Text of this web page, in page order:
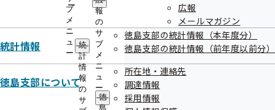
ー
ブ
メ
ニ
ュ
ー
報
の
サ
ブ
メ
ニ
ュ
ー
広報
メールマガジン
統計情報
統
計
情
報
の
サ
徳島支部の統計情報（本年度分）
徳島支部の統計情報（前年度以前分）
徳島支部について
徳
島
所在地・連絡先
調達情報
採用情報
外部委託先情報